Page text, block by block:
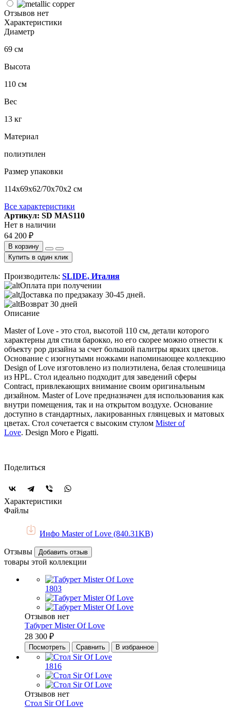
Отзывов нет
Характеристики
Диаметр
69 см
Высота
110 см
Вес
13 кг
Материал
полиэтилен
Размер упаковки
114x69x62/70x70x2 см
Все характеристики
Артикул: SD MAS110
Нет в наличии
64 200 ₽
В корзину
Купить в один клик
Производитель: SLIDE, Италия
Оплата при получении
Доставка по предзаказу 30-45 дней.
Возврат 30 дней
Описание
Master of Love - это стол, высотой 110 см, детали которого
характерны для стиля барокко, но его скорее можно отнести к
объекту pop дизайна за счет большой палитры ярких цветов.
Основание с изогнутыми ножками напоминающее коллекцию
Design of Love изготовлено из полиэтилена, белая столешница
из HPL. Стол идеально подходит для заведений сферы
Contract, привлекающих внимание своим оригинальным
дизайном. Master of Love предназначен для использования как
внутри помещения, так и на открытом воздухе. Основание
доступно в стандартных, лакированных глянцевых и матовых
цветах. Стол сочетается с высоким стулом Mister of
Love. Design Moro e Pigatti.
Поделиться
Характеристики
Файлы
Инфо Master of Love (840.31KB)
Отзывы Добавить отзыв
товары этой коллекции
1803
Отзывов нет
Табурет Mister Of Love
28 300 ₽
Посмотреть Сравнить В избранное
1816
Отзывов нет
Стол Sir Of Love